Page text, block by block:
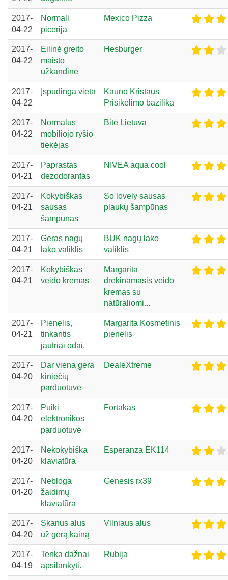
2017-
04-22
Normali
picerija
Mexico Pizza
2017-
04-22
Eilinė greito
maisto
užkandinė
Hesburger
2017-
04-22
Įspūdinga vieta
Kauno Kristaus
Prisikėlimo bazilika
2017-
04-22
Normalus
mobiliojo ryšio
tiekėjas
Bitė Lietuva
2017-
04-21
Paprastas
dezodorantas
NIVEA aqua cool
2017-
04-21
Kokybiškas
sausas
šampūnas
So lovely sausas
plaukų šampūnas
2017-
04-21
Geras nagų
lako valiklis
BŪK nagų lako
valiklis
2017-
04-21
Kokybiškas
veido kremas
Margarita
drėkinamasis veido
kremas su
natūraliomi...
2017-
04-21
Pienelis,
tinkantis
jautriai odai.
Margarita Kosmetinis
pienelis
2017-
04-20
Dar viena gera
kiniečių
parduotuvė
DealeXtreme
2017-
04-20
Puiki
elektronikos
parduotuvė
Fortakas
2017-
04-20
Nekokybiška
klaviatūra
Esperanza EK114
2017-
04-20
Nebloga
žaidimų
klaviatūra
Genesis rx39
2017-
04-20
Skanus alus
už gerą kainą
Vilniaus alus
2017-
04-19
Tenka dažnai
apsilankyti.
Rubija